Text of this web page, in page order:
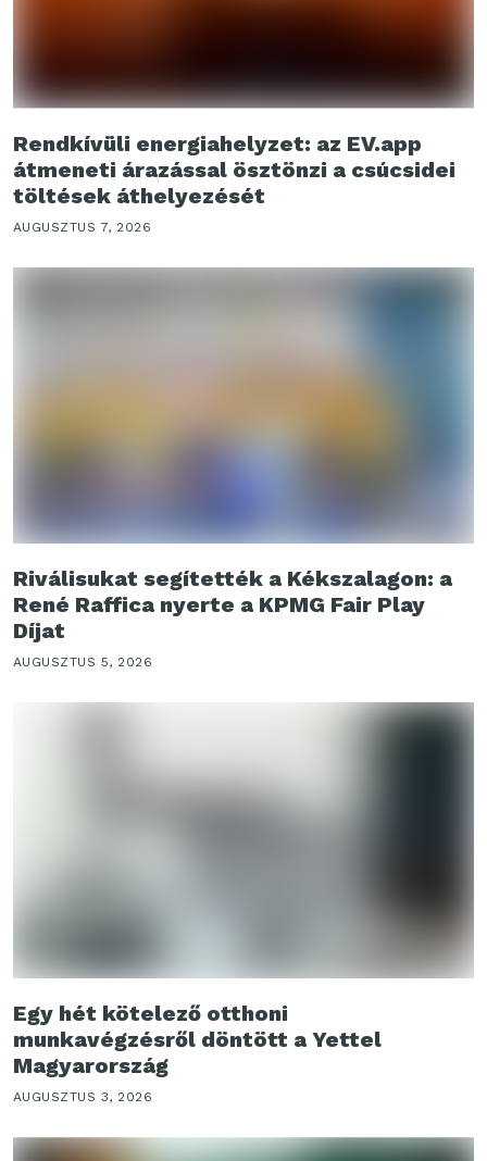
Rendkívüli energiahelyzet: az EV.app
átmeneti árazással ösztönzi a csúcsidei
töltések áthelyezését
AUGUSZTUS 7, 2026
Riválisukat segítették a Kékszalagon: a
René Raffica nyerte a KPMG Fair Play
Díjat
AUGUSZTUS 5, 2026
Egy hét kötelező otthoni
munkavégzésről döntött a Yettel
Magyarország
AUGUSZTUS 3, 2026